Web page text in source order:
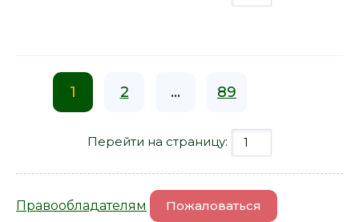
1 2 ... 89
Перейти на страницу:
Правообладателям Пожаловаться